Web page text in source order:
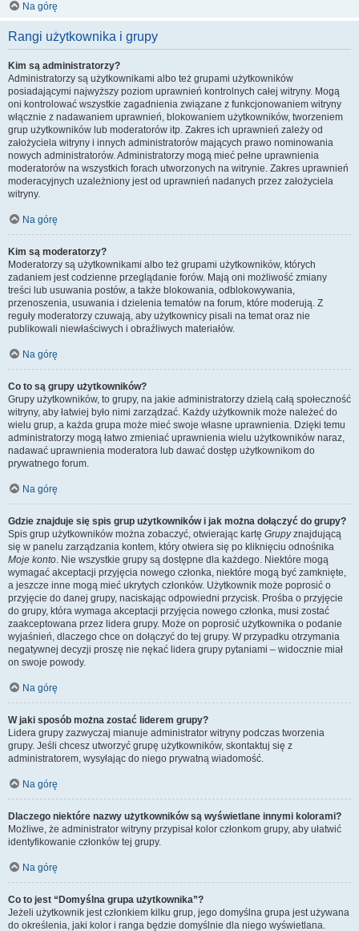
Na górę
Rangi użytkownika i grupy
Kim są administratorzy?
Administratorzy są użytkownikami albo też grupami użytkowników
posiadającymi najwyższy poziom uprawnień kontrolnych całej witryny. Mogą
oni kontrolować wszystkie zagadnienia związane z funkcjonowaniem witryny
włącznie z nadawaniem uprawnień, blokowaniem użytkowników, tworzeniem
grup użytkowników lub moderatorów itp. Zakres ich uprawnień zależy od
założyciela witryny i innych administratorów mających prawo nominowania
nowych administratorów. Administratorzy mogą mieć pełne uprawnienia
moderatorów na wszystkich forach utworzonych na witrynie. Zakres uprawnień
moderacyjnych uzależniony jest od uprawnień nadanych przez założyciela
witryny.
Na górę
Kim są moderatorzy?
Moderatorzy są użytkownikami albo też grupami użytkowników, których
zadaniem jest codzienne przeglądanie forów. Mają oni możliwość zmiany
treści lub usuwania postów, a także blokowania, odblokowywania,
przenoszenia, usuwania i dzielenia tematów na forum, które moderują. Z
reguły moderatorzy czuwają, aby użytkownicy pisali na temat oraz nie
publikowali niewłaściwych i obraźliwych materiałów.
Na górę
Co to są grupy użytkowników?
Grupy użytkowników, to grupy, na jakie administratorzy dzielą całą społeczność
witryny, aby łatwiej było nimi zarządzać. Każdy użytkownik może należeć do
wielu grup, a każda grupa może mieć swoje własne uprawnienia. Dzięki temu
administratorzy mogą łatwo zmieniać uprawnienia wielu użytkowników naraz,
nadawać uprawnienia moderatora lub dawać dostęp użytkownikom do
prywatnego forum.
Na górę
Gdzie znajduje się spis grup użytkowników i jak można dołączyć do grupy?
Spis grup użytkowników można zobaczyć, otwierając kartę Grupyznajdującą
się w panelu zarządzania kontem, który otwiera się po kliknięciu odnośnika
Moje konto. Nie wszystkie grupy są dostępne dla każdego. Niektóre mogą
wymagać akceptacji przyjęcia nowego członka, niektóre mogą być zamknięte,
a jeszcze inne mogą mieć ukrytych członków. Użytkownik może poprosić o
przyjęcie do danej grupy, naciskając odpowiedni przycisk. Prośba o przyjęcie
do grupy, która wymaga akceptacji przyjęcia nowego członka, musi zostać
zaakceptowana przez lidera grupy. Może on poprosić użytkownika o podanie
wyjaśnień, dlaczego chce on dołączyć do tej grupy. W przypadku otrzymania
negatywnej decyzji proszę nie nękać lidera grupy pytaniami – widocznie miał
on swoje powody.
Na górę
W jaki sposób można zostać liderem grupy?
Lidera grupy zazwyczaj mianuje administrator witryny podczas tworzenia
grupy. Jeśli chcesz utworzyć grupę użytkowników, skontaktuj się z
administratorem, wysyłając do niego prywatną wiadomość.
Na górę
Dlaczego niektóre nazwy użytkowników są wyświetlane innymi kolorami?
Możliwe, że administrator witryny przypisał kolor członkom grupy, aby ułatwić
identyfikowanie członków tej grupy.
Na górę
Co to jest “Domyślna grupa użytkownika”?
Jeżeli użytkownik jest członkiem kilku grup, jego domyślna grupa jest używana
do określenia, jaki kolor i ranga będzie domyślnie dla niego wyświetlana.